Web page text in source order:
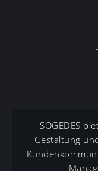
SOGEDES
Gestaltung